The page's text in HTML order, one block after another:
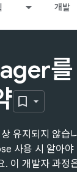
개발
를
유지되지 않습
사용 시 알아
. 이 개발자 과정